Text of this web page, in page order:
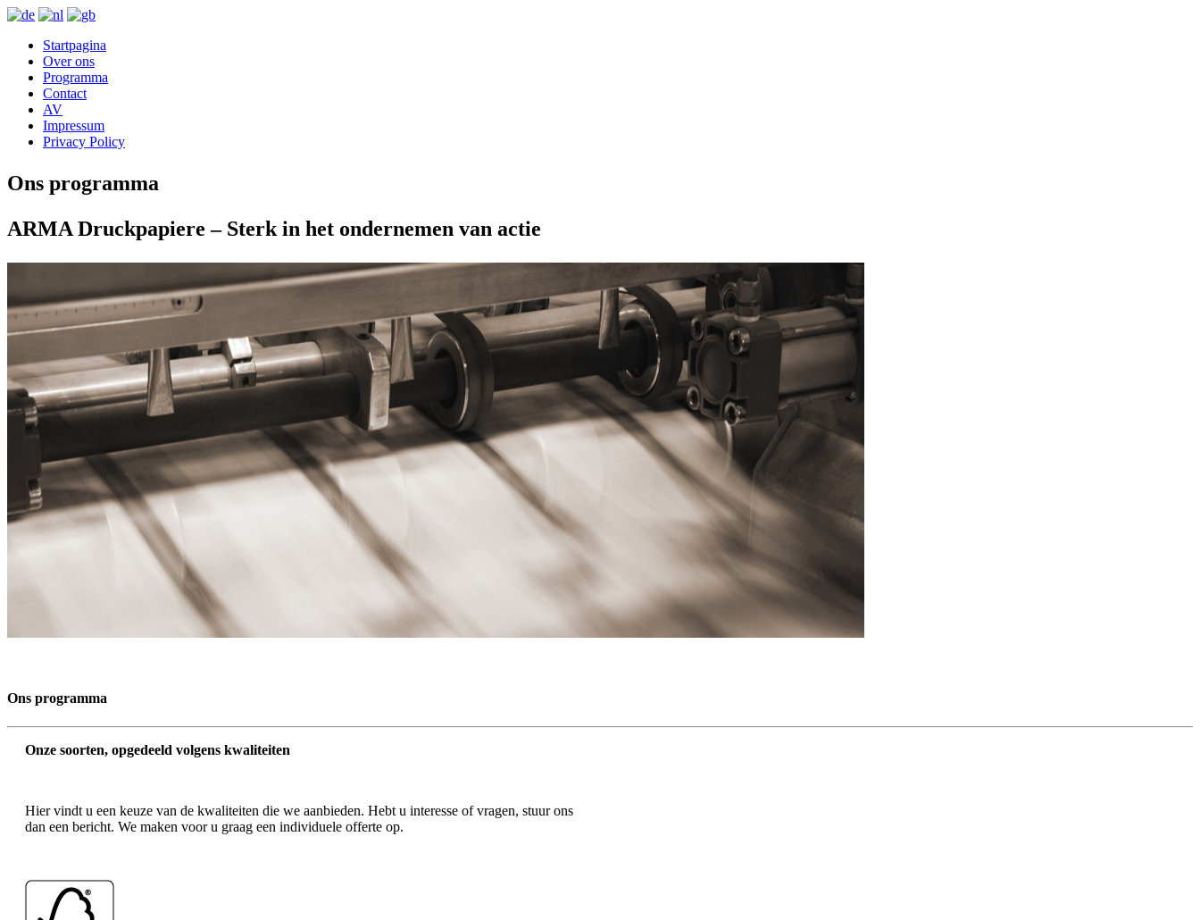
Startpagina
Over ons
Programma
Contact
AV
Impressum
Privacy Policy
Ons programma
ARMA Druckpapiere – Sterk in het ondernemen van actie
Ons programma
Onze soorten, opgedeeld volgens kwaliteiten
Hier vindt u een keuze van de kwaliteiten die we aanbieden. Hebt u interesse of vragen, stuur ons
dan een bericht. We maken voor u graag een individuele offerte op.